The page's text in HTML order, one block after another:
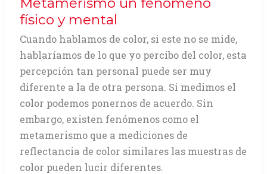
físico y mental
Cuando hablamos de color, si este no se mide,
hablaríamos de lo que yo percibo del color, esta
percepción tan personal puede ser muy
diferente a la de otra persona. Si medimos el
color podemos ponernos de acuerdo. Sin
embargo, existen fenómenos como el
metamerismo que a mediciones de
reflectancia de color similares las muestras de
color pueden lucir diferentes.